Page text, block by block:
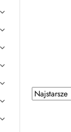
Zastosowano
sortowanie:
Sortuj
według